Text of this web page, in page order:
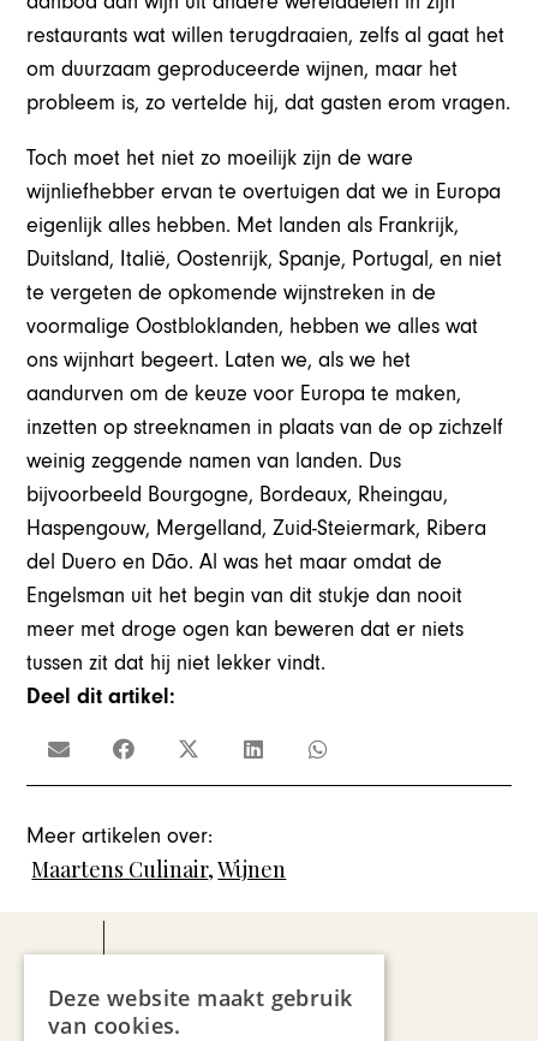
restaurants wat willen terugdraaien, zelfs al gaat het
om duurzaam geproduceerde wijnen, maar het
probleem is, zo vertelde hij, dat gasten erom vragen.
Toch moet het niet zo moeilijk zijn de ware
wijnliefhebber ervan te overtuigen dat we in Europa
eigenlijk alles hebben. Met landen als Frankrijk,
Duitsland, Italië, Oostenrijk, Spanje, Portugal, en niet
te vergeten de opkomende wijnstreken in de
voormalige Oostbloklanden, hebben we alles wat
ons wijnhart begeert. Laten we, als we het
aandurven om de keuze voor Europa te maken,
inzetten op streeknamen in plaats van de op zichzelf
weinig zeggende namen van landen. Dus
bijvoorbeeld Bourgogne, Bordeaux, Rheingau,
Haspengouw, Mergelland, Zuid-Steiermark, Ribera
del Duero en Dão. Al was het maar omdat de
Engelsman uit het begin van dit stukje dan nooit
meer met droge ogen kan beweren dat er niets
tussen zit dat hij niet lekker vindt.
Deel dit artikel:
Meer artikelen over:
Maartens Culinair,Wijnen
Deze website maakt gebruik
van cookies.